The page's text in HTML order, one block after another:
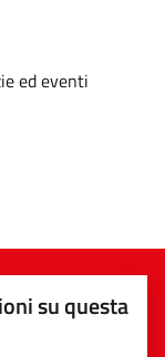
ed eventi
su questa